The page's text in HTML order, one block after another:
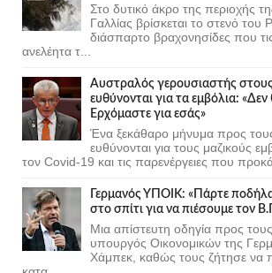
Στο δυτικό άκρο της περιοχής
Γαλλίας βρίσκεται το στενό του
διάσπαρτο βραχονησίδες που
ανελέητα τ...
Αυστραλός γερουσιαστής
ευθύνονται για τα εμβόλια:
Ερχόμαστε για εσάς»
Ένα ξεκάθαρο μήνυμα προς
ευθύνονται για τους μαζικούς
τον Covid-19 και τις παρενέργειες που
Γερμανός ΥΠΟΙΚ: «Πάρτε
στο σπίτι για να πιέσουμε τον
Μια απίστευτη οδηγία προς
υπουργός Οικονομικών της
Χάμπεκ, καθώς τους ζήτησε να